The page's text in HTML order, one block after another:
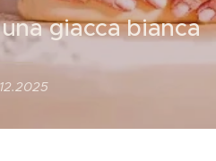
giacca bianca